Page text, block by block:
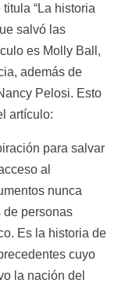
“La historia
salvó las
es Molly Ball,
además de
Pelosi. Esto
artículo:
para salvar
al
nunca
de personas
Es la historia de
cuyo
la nación del